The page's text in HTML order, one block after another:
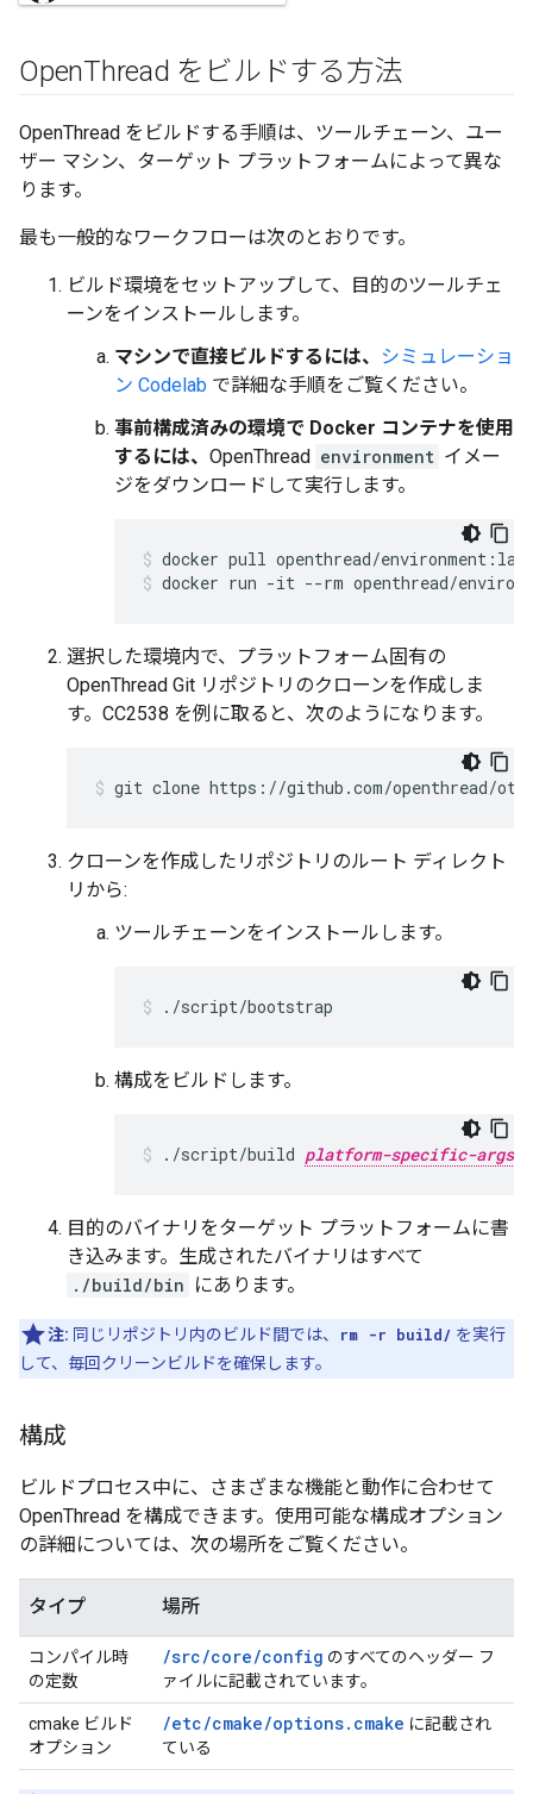
OpenThread をビルドする方法
OpenThread をビルドする手順は、ツールチェーン、ユー
ザー マシン、ターゲット プラットフォームによって異な
ります。
最も一般的なワークフローは次のとおりです。
ビルド環境をセットアップして、目的のツールチェ
ーンをインストールします。
マシンで直接ビルドするには、
シミュレーショ
ン Codelab で詳細な手順をご覧ください。
事前構成済みの環境で Docker コンテナを使用
するには、 OpenThread environment イメー
ジをダウンロードして実行します。
docker pull openthread/
docker run -it --rm openthread/
選択した環境内で、プラットフォーム固有の
OpenThread Git リポジトリのクローンを作成しま
す。CC2538 を例に取ると、次のようになります。
git clone https://github.com/openthread/
クローンを作成したリポジトリのルート ディレクト
リから:
ツールチェーンをインストールします。
./script/bootstrap
構成をビルドします。
./script/build platform-specific-args
目的のバイナリをターゲット プラットフォームに書
き込みます。生成されたバイナリはすべて
./build/bin にあります。
注: 同じリポジトリ内のビルド間では、 rm -r build/ を実行
して、毎回クリーンビルドを確保します。
構成
ビルドプロセス中に、さまざまな機能と動作に合わせて
OpenThread を構成できます。使用可能な構成オプション
の詳細については、次の場所をご覧ください。
タイプ 場所
コンパイル時
の定数
/src/core/config のすべてのヘッダー フ
ァイルに記載されています。
cmake ビルド
オプション
/etc/cmake/options.cmake に記載され
ている